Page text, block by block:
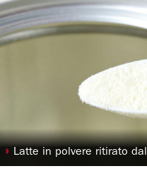
◗ Latte in polvere ritirato